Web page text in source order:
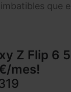
que
Z Flip 6
mes!